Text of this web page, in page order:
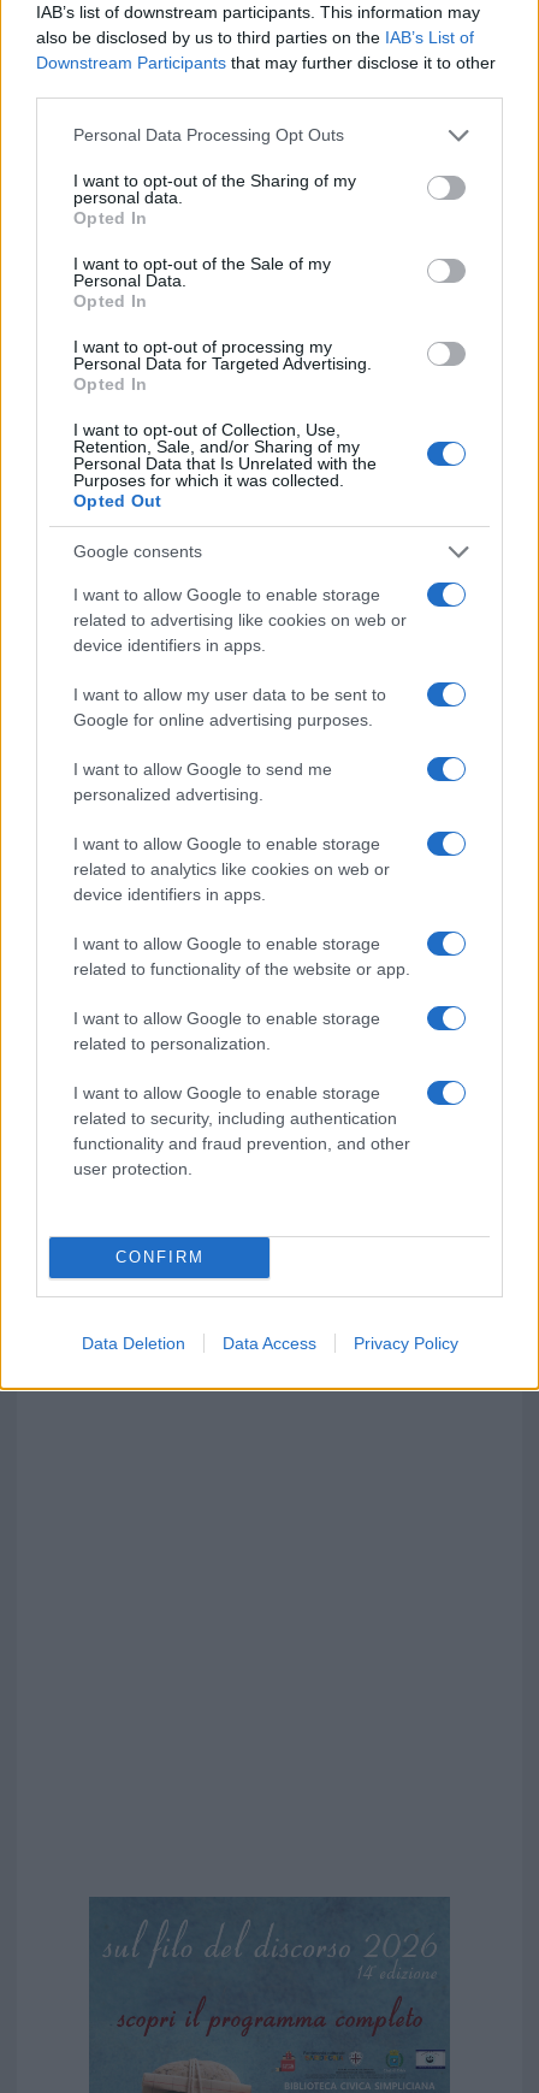
IAB’s list of downstream participants. This information may
also be disclosed by us to third parties on the IAB’s List of
Downstream Participants that may further disclose it to other
Please note that this website/app uses one or more Google
not limited to your visit or usage behaviour. You may click to
grant or deny consent to Google and its third-party tags to
use your data for below specified purposes in below Google
consent section.
Personal Data Processing Opt Outs
I want to opt-out of the Sharing of my
personal data.
Opted In
I want to opt-out of the Sale of my
Personal Data.
Opted In
I want to opt-out of processing my
Personal Data for Targeted Advertising.
Opted In
I want to opt-out of Collection, Use,
Retention, Sale, and/or Sharing of my
Personal Data that Is Unrelated with the
Purposes for which it was collected.
Opted Out
Google consents
I want to allow Google to enable storage
related to advertising like cookies on web or
device identifiers in apps.
I want to allow my user data to be sent to
Google for online advertising purposes.
I want to allow Google to send me
personalized advertising.
I want to allow Google to enable storage
related to analytics like cookies on web or
device identifiers in apps.
I want to allow Google to enable storage
related to functionality of the website or app.
I want to allow Google to enable storage
related to personalization.
I want to allow Google to enable storage
related to security, including authentication
functionality and fraud prevention, and other
user protection.
CONFIRM
Data Deletion Data Access Privacy Policy
F
a
ce
b
o
o
k
T
w
it
te
r
Pi
n
te
re
st
W
h
at
s
A
p
S
h
a
re
Prossimo articolo
“Sul filo del discorso”: sold out ad Olbia per il
reading su Atzeni
La Maddalena, festa per i 30 anni del Diving
center di Tegge
Esce di strada con l’auto ad Arzachena: ferito il
conducente
Turiste si perdono a Tavolara: salvate dai vigili
del fuoco
Meteo Olbia 6 agosto, migliora il tempo in
Gallura
Incidente Olbia, poliziotto in vacanza salva 6
persone: due bimbi tra i feriti
Red Valley Festival, musica no-stop a Olbia fino
alle 5